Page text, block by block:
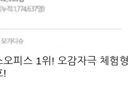
피스 1위! 오감자극 체험형
!